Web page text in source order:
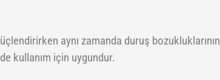
aynı zamanda duruş bozukluklarının
kullanım için uygundur.